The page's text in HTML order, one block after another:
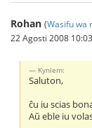
Rohan (Wasifu wa
22 Agosti 2008
Kynlem:
Saluton,
ĉu iu scias
Aŭ eble iu